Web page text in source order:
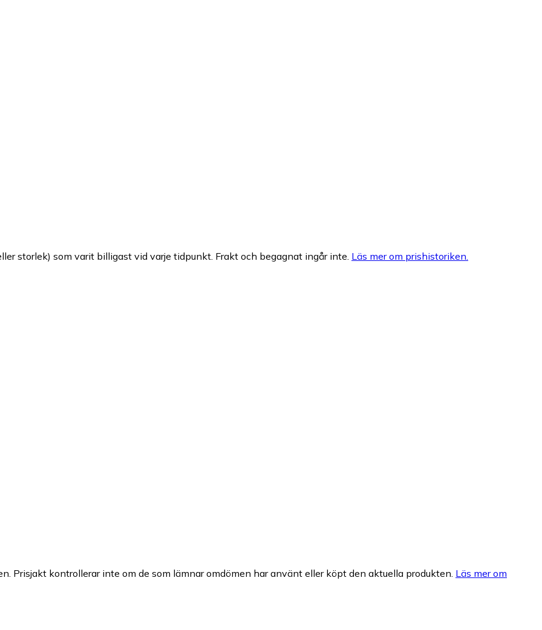
storlek) som varit billigast vid varje tidpunkt. Frakt och begagnat ingår inte. Läs mer om prishistoriken.
Prisjakt kontrollerar inte om de som lämnar omdömen har använt eller köpt den aktuella produkten. Läs mer om